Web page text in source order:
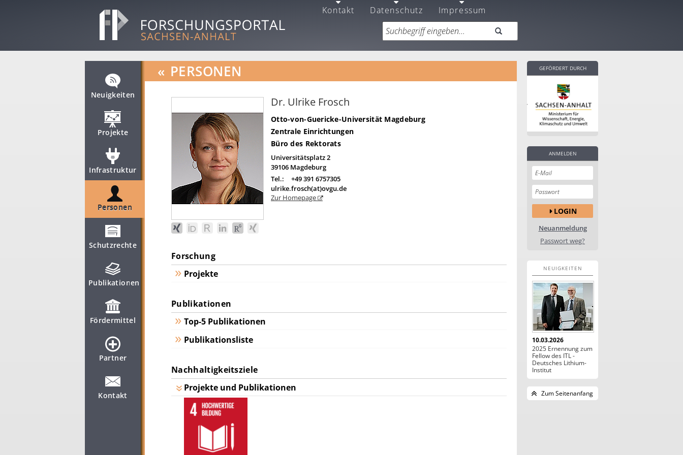
Kontakt Datenschutz Impressum
Neuigkeiten
Projekte
Infrastruktur
Personen
Schutzrechte
Publikationen
Fördermittel
Partner
Kontakt
« PERSONEN
Dr. Ulrike Frosch
Otto-von-Guericke-Universität Magdeburg
Zentrale Einrichtungen
Büro des Rektorats
Universitätsplatz 2
39106 Magdeburg
Tel.:
+49 391 6757305
ulrike.frosch(at)ovgu.de
Zur Homepage
Forschung
Projekte
Publikationen
Top-5 Publikationen
Publikationsliste
Nachhaltigkeitsziele
Projekte und Publikationen
GEFÖRDERT DURCH
ANMELDEN
LOGIN
Neuanmeldung
Passwort weg?
NEUIGKEITEN
10.03.2026
2025 Ernennung zum
Fellow des ITL -
Deutsches Lithium-
Institut
Zum Seitenanfang